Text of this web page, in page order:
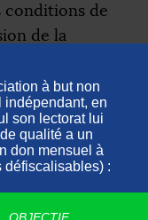
conditions de
de la
arrêtés, [les
murs et à
eux ont